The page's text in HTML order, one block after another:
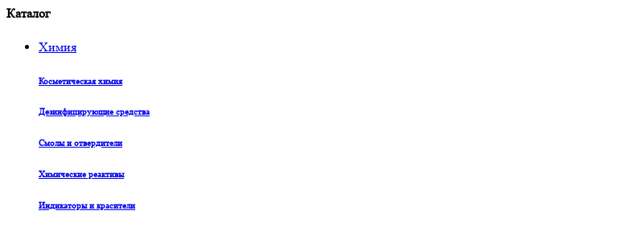
Каталог
Химия
Косметическая химия
Дезинфицирующие средства
Смолы и отвердители
Химические реактивы
Индикаторы и красители